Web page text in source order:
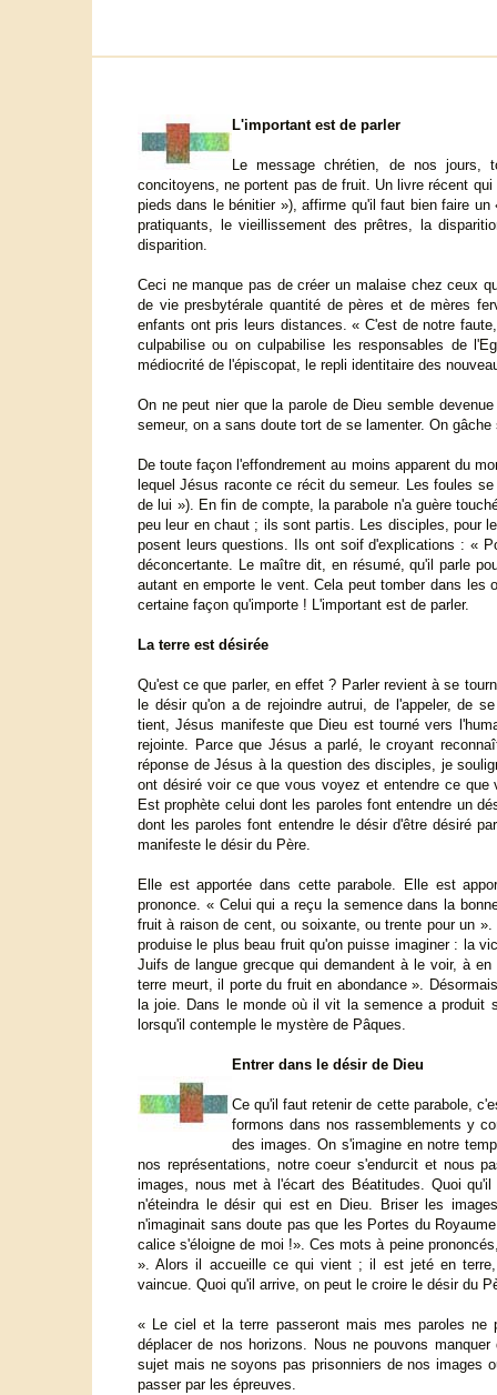
L'important est de parler
Le message chrétien, de nos jours,
concitoyens, ne portent pas de fruit. Un livre récent
pieds dans le bénitier »), affirme qu'il faut bien faire
pratiquants, le vieillissement des prêtres, la
disparition.
Ceci ne manque pas de créer un malaise chez ceux
de vie presbytérale quantité de pères et de mères
enfants ont pris leurs distances. « C'est de notre
culpabilise ou on culpabilise les responsables de
médiocrité de l'épiscopat, le repli identitaire des
On ne peut nier que la parole de Dieu semble
semeur, on a sans doute tort de se lamenter. On
De toute façon l'effondrement au moins apparent du
lequel Jésus raconte ce récit du semeur. Les foules
de lui »). En fin de compte, la parabole n'a guère
peu leur en chaut ; ils sont partis. Les disciples, pour
posent leurs questions. Ils ont soif d'explications : «
déconcertante. Le maître dit, en résumé, qu'il parle
autant en emporte le vent. Cela peut tomber dans les
certaine façon qu'importe ! L'important est de parler.
La terre est désirée
Qu'est ce que parler, en effet ? Parler revient à se
le désir qu'on a de rejoindre autrui, de l'appeler, de
tient, Jésus manifeste que Dieu est tourné vers
rejointe. Parce que Jésus a parlé, le croyant
réponse de Jésus à la question des disciples, je
ont désiré voir ce que vous voyez et entendre ce que
Est prophète celui dont les paroles font entendre un
dont les paroles font entendre le désir d'être désiré
manifeste le désir du Père.
Elle est apportée dans cette parabole. Elle est
prononce. « Celui qui a reçu la semence dans la
fruit à raison de cent, ou soixante, ou trente pour un
produise le plus beau fruit qu'on puisse imaginer : la
Juifs de langue grecque qui demandent à le voir, à
terre meurt, il porte du fruit en abondance ».
la joie. Dans le monde où il vit la semence a
lorsqu'il contemple le mystère de Pâques.
Entrer dans le désir de Dieu
Ce qu'il faut retenir de cette parabole,
formons dans nos rassemblements y
des images. On s'imagine en notre
nos représentations, notre coeur s'endurcit et nous
images, nous met à l'écart des Béatitudes. Quoi
n'éteindra le désir qui est en Dieu. Briser les
n'imaginait sans doute pas que les Portes du
calice s'éloigne de moi !». Ces mots à peine
». Alors il accueille ce qui vient ; il est jeté en
vaincue. Quoi qu'il arrive, on peut le croire le désir du
« Le ciel et la terre passeront mais mes paroles
déplacer de nos horizons. Nous ne pouvons
sujet mais ne soyons pas prisonniers de nos images
passer par les épreuves.